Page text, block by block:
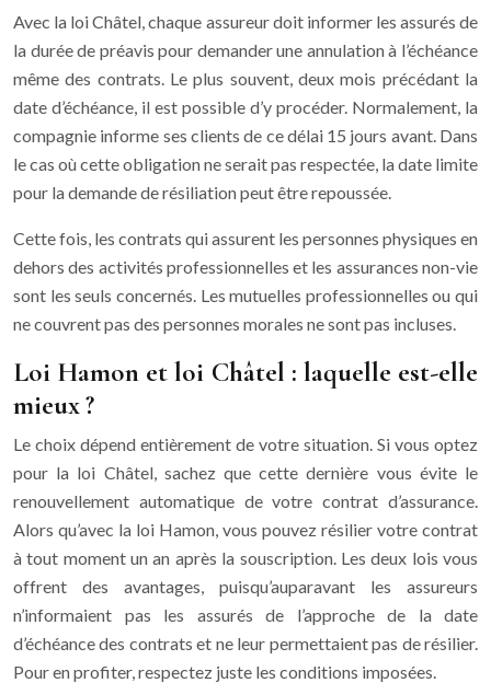
Avec la loi Châtel, chaque assureur doit informer les assurés de
la durée de préavis pour demander une annulation à l’échéance
même des contrats. Le plus souvent, deux mois précédant la
date d’échéance, il est possible d’y procéder. Normalement, la
compagnie informe ses clients de ce délai 15 jours avant. Dans
le cas où cette obligation ne serait pas respectée, la date limite
pour la demande de résiliation peut être repoussée.
Cette fois, les contrats qui assurent les personnes physiques en
dehors des activités professionnelles et les assurances non-vie
sont les seuls concernés. Les mutuelles professionnelles ou qui
ne couvrent pas des personnes morales ne sont pas incluses.
Loi Hamon et loi Châtel : laquelle est-elle
mieux ?
Le choix dépend entièrement de votre situation. Si vous optez
pour la loi Châtel, sachez que cette dernière vous évite le
renouvellement automatique de votre contrat d’assurance.
Alors qu’avec la loi Hamon, vous pouvez résilier votre contrat
à tout moment un an après la souscription. Les deux lois vous
offrent des avantages, puisqu’auparavant les assureurs
n’informaient pas les assurés de l’approche de la date
d’échéance des contrats et ne leur permettaient pas de résilier.
Pour en profiter, respectez juste les conditions imposées.